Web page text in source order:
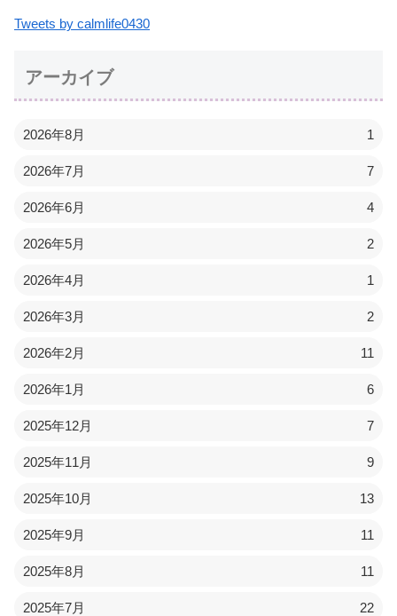
Tweets by calmlife0430
アーカイブ
2026年8月 1
2026年7月 7
2026年6月 4
2026年5月 2
2026年4月 1
2026年3月 2
2026年2月 11
2026年1月 6
2025年12月 7
2025年11月 9
2025年10月 13
2025年9月 11
2025年8月 11
2025年7月 22